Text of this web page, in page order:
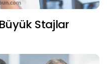
Stajlar